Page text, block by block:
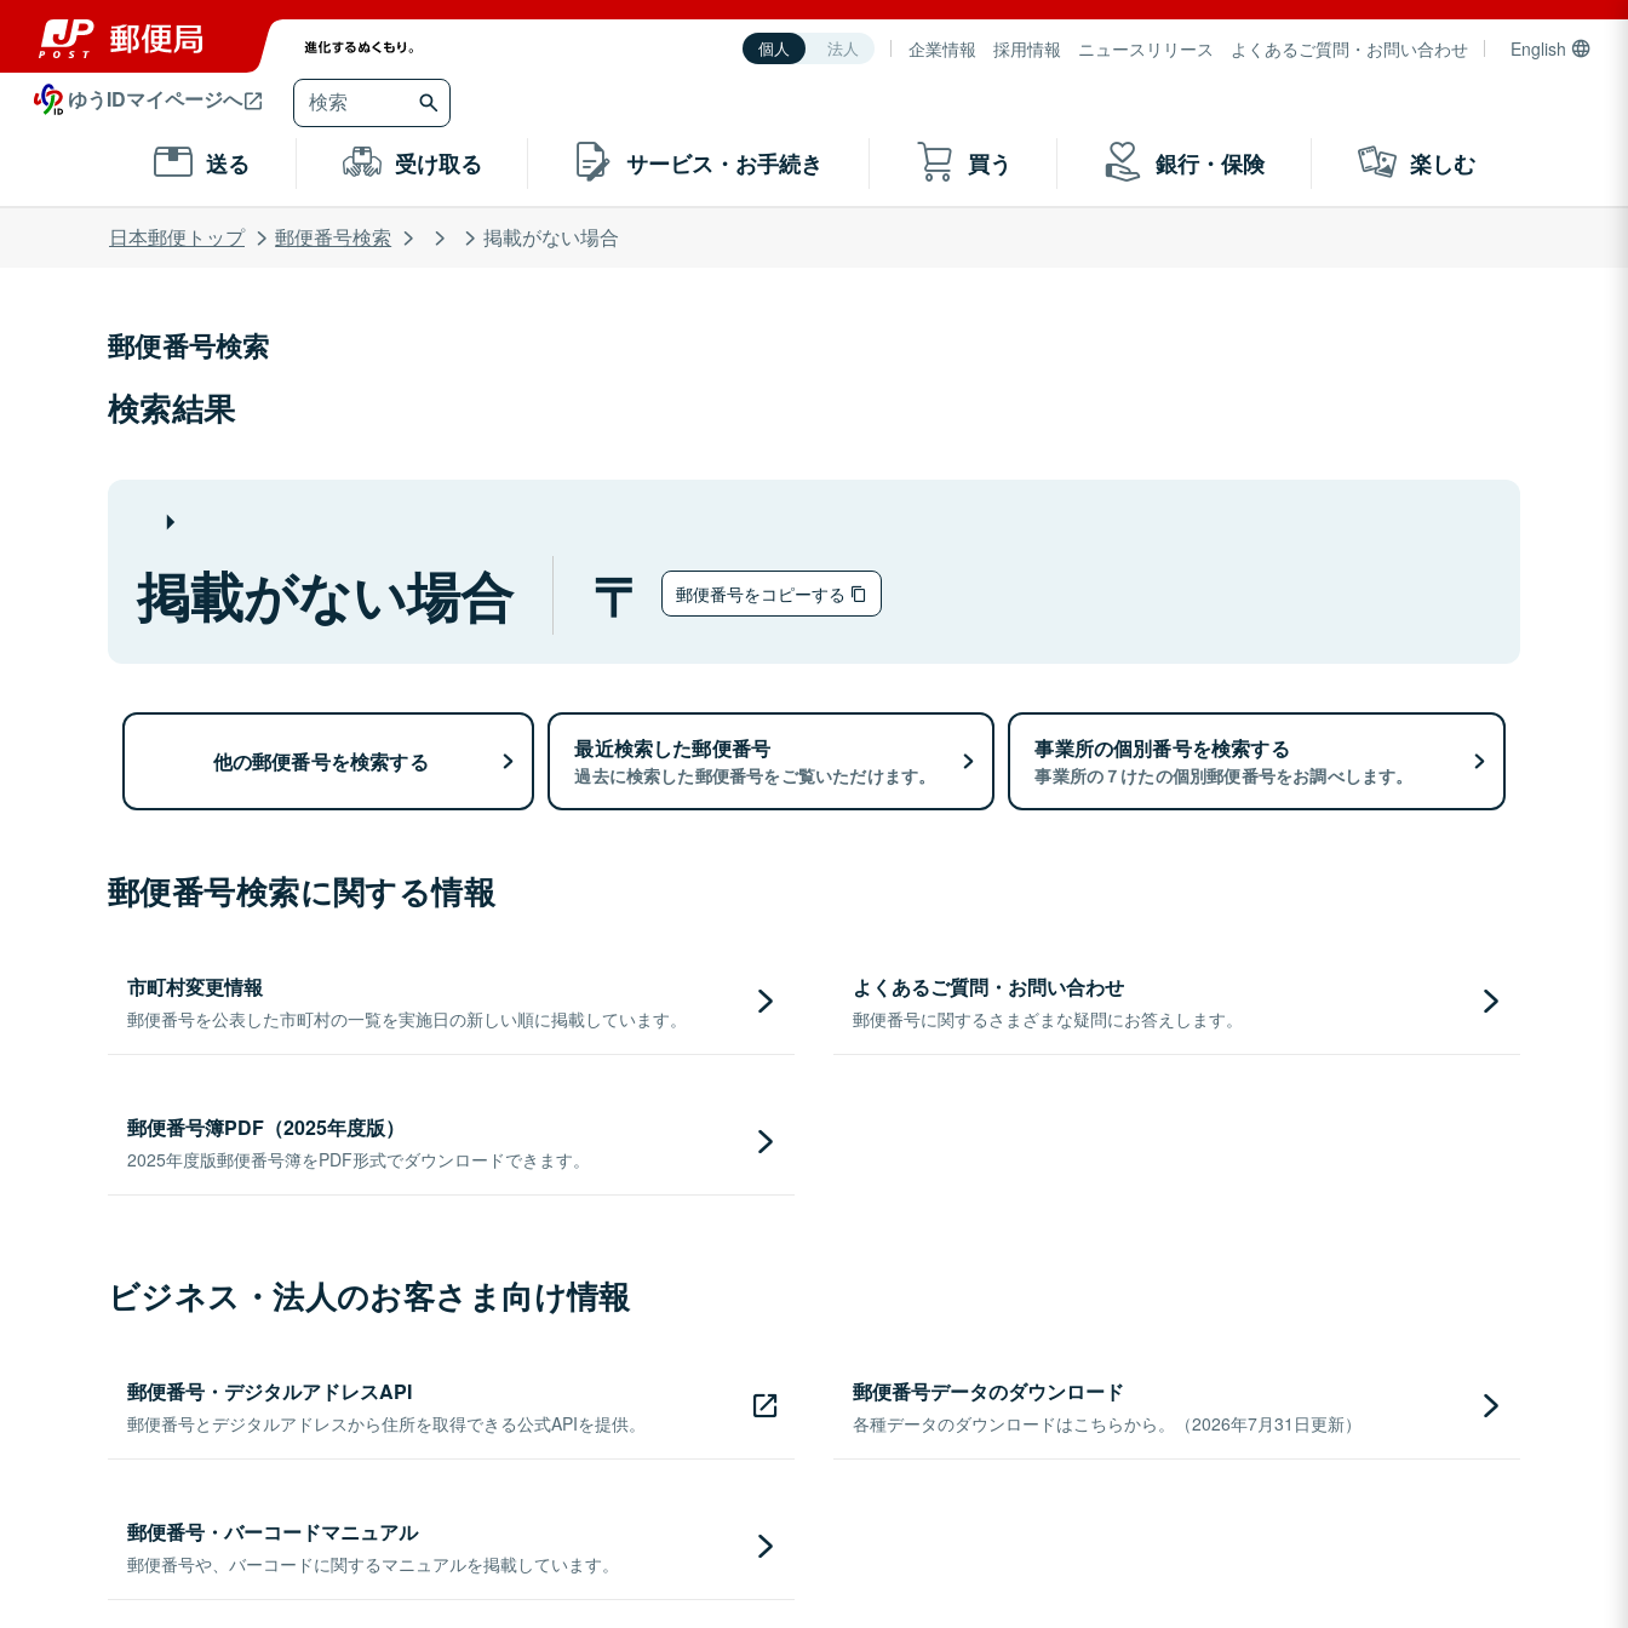
個人 法人 企業情報 採用情報 ニュースリリース よくあるご質問・お問い合わせ English
ゆうIDマイページへ
送る 受け取る サービス・お手続き 買う 銀行・保険 楽しむ
日本郵便トップ 郵便番号検索 掲載がない場合
郵便番号検索
検索結果
掲載がない場合 郵便番号をコピーする
他の郵便番号を検索する 最近検索した郵便番号
過去に検索した郵便番号をご覧いただけます。
事業所の個別番号を検索する
事業所の７けたの個別郵便番号をお調べします。
郵便番号検索に関する情報
市町村変更情報
郵便番号を公表した市町村の一覧を実施日の新しい順に掲載しています。
よくあるご質問・お問い合わせ
郵便番号に関するさまざまな疑問にお答えします。
郵便番号簿PDF（2025年度版）
2025年度版郵便番号簿をPDF形式でダウンロードできます。
ビジネス・法人のお客さま向け情報
郵便番号・デジタルアドレスAPI
郵便番号とデジタルアドレスから住所を取得できる公式APIを提供。
郵便番号データのダウンロード
各種データのダウンロードはこちらから。（2026年7月31日更新）
郵便番号・バーコードマニュアル
郵便番号や、バーコードに関するマニュアルを掲載しています。